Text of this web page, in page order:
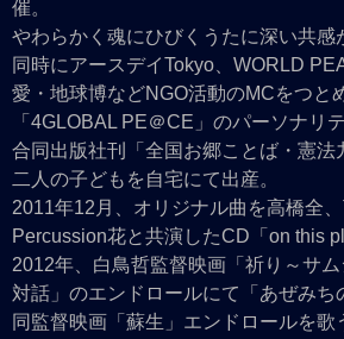
催。
やわらかく魂にひびくうたに深い共感
同時にアースデイTokyo、WORLD
愛・地球博などNGO活動のMCをつと
「4GLOBAL PE＠CE」のパーソナリテ
合同出版社刊「全国お郷ことば・憲法
二人の子どもを自宅にて出産。
2011年12月、オリジナル曲を高橋全、
Percussion花と共演したCD「on this
2012年、白鳥哲監督映画「祈り～サ
対話」のエンドロールにて「あぜみち
同監督映画「蘇生」エンドロールを歌